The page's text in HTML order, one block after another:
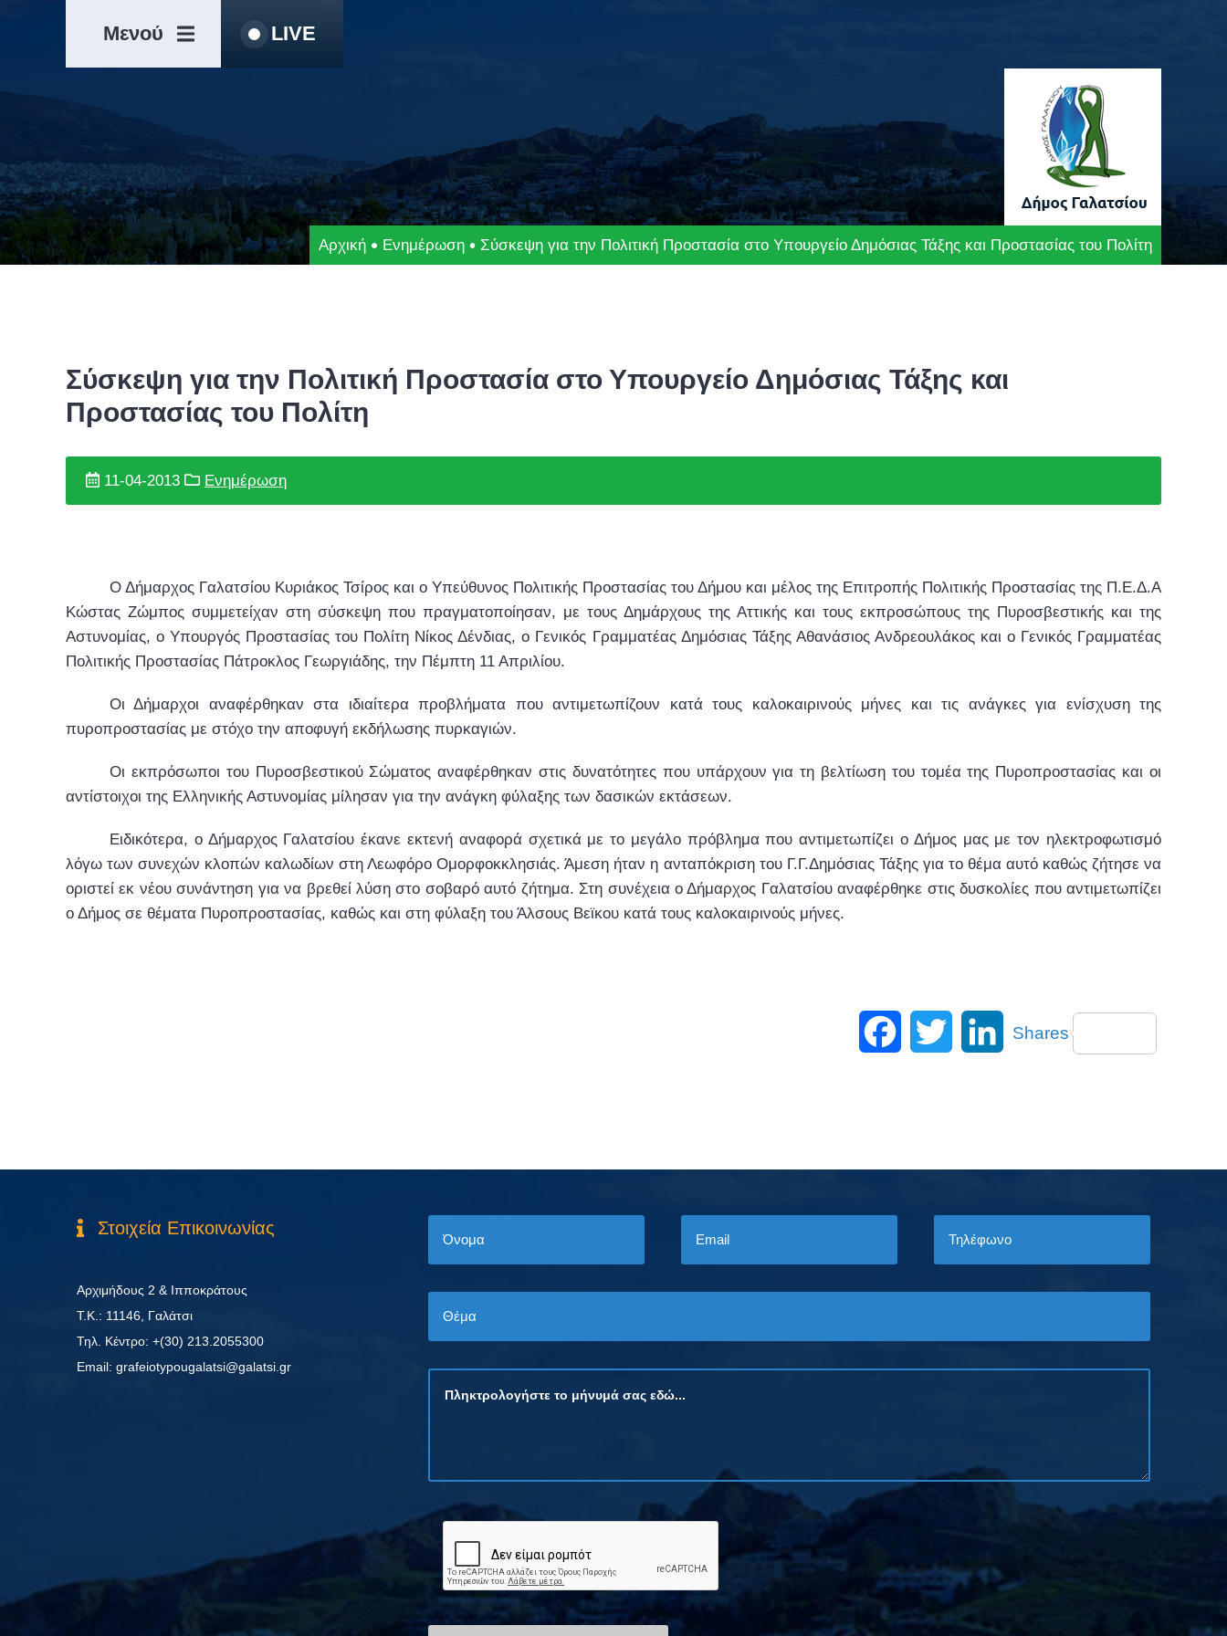
πλοήγησης
Μενού LIVE
Αρχική Ενημέρωση Σύσκεψη για την Πολιτική Προστασία στο Υπουργείο Δημόσιας Τάξης και Προστασίας του Πολίτη
Σύσκεψη για την Πολιτική Προστασία στο Υπουργείο Δημόσιας Τάξης και
Προστασίας του Πολίτη
11-04-2013 Ενημέρωση
Ο Δήμαρχος Γαλατσίου Κυριάκος Τσίρος και ο Υπεύθυνος Πολιτικής Προστασίας του Δήμου και μέλος της Επιτροπής Πολιτικής Προστασίας της Π.Ε.Δ.Α
Κώστας Ζώμπος συμμετείχαν στη σύσκεψη που πραγματοποίησαν, με τους Δημάρχους της Αττικής και τους εκπροσώπους της Πυροσβεστικής και της
Αστυνομίας, ο Υπουργός Προστασίας του Πολίτη Νίκος Δένδιας, ο Γενικός Γραμματέας Δημόσιας Τάξης Αθανάσιος Ανδρεουλάκος και ο Γενικός Γραμματέας
Πολιτικής Προστασίας Πάτροκλος Γεωργιάδης, την Πέμπτη 11 Απριλίου.
Οι Δήμαρχοι αναφέρθηκαν στα ιδιαίτερα προβλήματα που αντιμετωπίζουν κατά τους καλοκαιρινούς μήνες και τις ανάγκες για ενίσχυση της
πυροπροστασίας με στόχο την αποφυγή εκδήλωσης πυρκαγιών.
Οι εκπρόσωποι του Πυροσβεστικού Σώματος αναφέρθηκαν στις δυνατότητες που υπάρχουν για τη βελτίωση του τομέα της Πυροπροστασίας και οι
αντίστοιχοι της Ελληνικής Αστυνομίας μίλησαν για την ανάγκη φύλαξης των δασικών εκτάσεων.
Ειδικότερα, ο Δήμαρχος Γαλατσίου έκανε εκτενή αναφορά σχετικά με το μεγάλο πρόβλημα που αντιμετωπίζει ο Δήμος μας με τον ηλεκτροφωτισμό
λόγω των συνεχών κλοπών καλωδίων στη Λεωφόρο Ομορφοκκλησιάς. Άμεση ήταν η ανταπόκριση του Γ.Γ.Δημόσιας Τάξης για το θέμα αυτό καθώς ζήτησε να
οριστεί εκ νέου συνάντηση για να βρεθεί λύση στο σοβαρό αυτό ζήτημα. Στη συνέχεια ο Δήμαρχος Γαλατσίου αναφέρθηκε στις δυσκολίες που αντιμετωπίζει
ο Δήμος σε θέματα Πυροπροστασίας, καθώς και στη φύλαξη του Άλσους Βεϊκου κατά τους καλοκαιρινούς μήνες.
FacebookTwitter
Shares
Στοιχεία Επικοινωνίας
Αρχιμήδους 2 & Ιπποκράτους
Τ.Κ.: 11146, Γαλάτσι
Τηλ. Κέντρο: +(30) 213.2055300
Εmail: grafeiotypougalatsi@galatsi.gr